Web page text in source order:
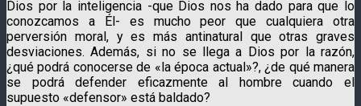
Dios por la inteligen­cia -que Dios nos ha dado para que lo
conozca­mos a Él- es mucho peor que cualquiera otra
perversión moral, y es más antina­tu­ral que otras graves
desviaciones. Además, si no se llega a Dios por la razón,
¿qué podrá conocerse de «la época actual»?, ¿de qué manera
se podrá defender eficazmente al hombre cuando el
supuesto «defen­sor» está baldado?